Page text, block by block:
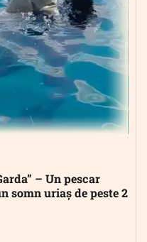
– Un pescar
somn uriaș de peste 2